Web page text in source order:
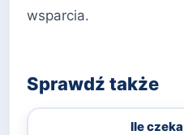
wsparcia.
Sprawdź także
Ile